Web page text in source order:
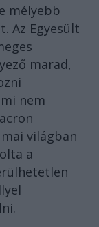
mélyebb
Az Egyesült
marad,
nem
világban
a